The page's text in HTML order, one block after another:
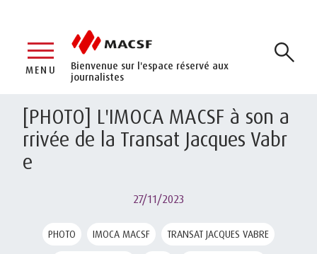
Bienvenue sur l'espace réservé aux
journalistes
MENU
[PHOTO] L'IMOCA MACSF à son a
rrivée de la Transat Jacques Vabr
e
27/11/2023
PHOTO IMOCA MACSF TRANSAT JACQUES VABRE